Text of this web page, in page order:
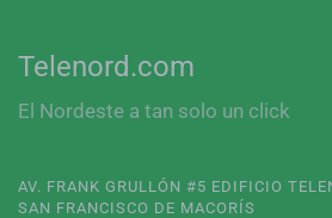
Telenord.com
El Nordeste a tan solo un click
AV. FRANK GRULLÓN #5 EDIFICIO
SAN FRANCISCO DE MACORÍS